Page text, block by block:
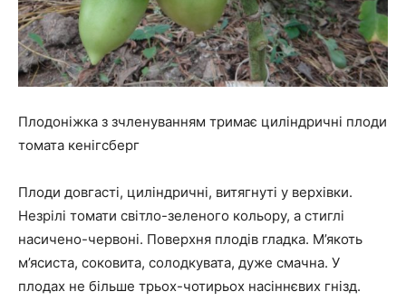
Плодоніжка з зчленуванням тримає циліндричні плоди
томата кенігсберг
Плоди довгасті, циліндричні, витягнуті у верхівки.
Незрілі томати світло-зеленого кольору, а стиглі
насичено-червоні. Поверхня плодів гладка. М’якоть
м’ясиста, соковита, солодкувата, дуже смачна. У
плодах не більше трьох-чотирьох насіннєвих гнізд.